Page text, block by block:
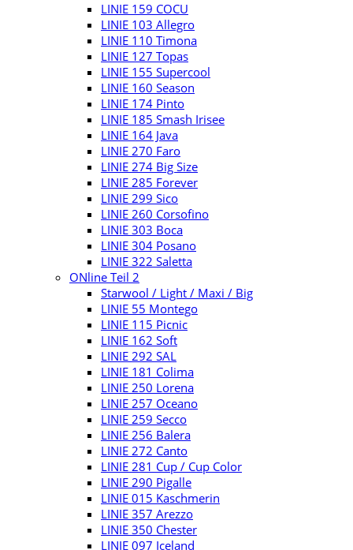
LINIE 159 COCU
LINIE 103 Allegro
LINIE 110 Timona
LINIE 127 Topas
LINIE 155 Supercool
LINIE 160 Season
LINIE 174 Pinto
LINIE 185 Smash Irisee
LINIE 164 Java
LINIE 270 Faro
LINIE 274 Big Size
LINIE 285 Forever
LINIE 299 Sico
LINIE 260 Corsofino
LINIE 303 Boca
LINIE 304 Posano
LINIE 322 Saletta
ONline Teil 2
Starwool / Light / Maxi / Big
LINIE 55 Montego
LINIE 115 Picnic
LINIE 162 Soft
LINIE 292 SAL
LINIE 181 Colima
LINIE 250 Lorena
LINIE 257 Oceano
LINIE 259 Secco
LINIE 256 Balera
LINIE 272 Canto
LINIE 281 Cup / Cup Color
LINIE 290 Pigalle
LINIE 015 Kaschmerin
LINIE 357 Arezzo
LINIE 350 Chester
LINIE 097 Iceland